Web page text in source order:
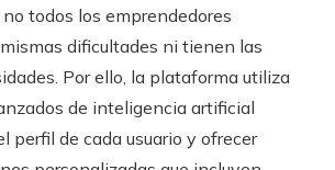
todos los emprendedores
dificultades ni tienen las
Por ello, la plataforma utiliza
de inteligencia artificial
perfil de cada usuario y ofrecer